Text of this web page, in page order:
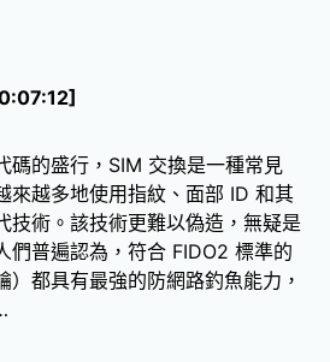
碼的盛行，SIM 交換是一種常見
來越多地使用指紋、面部 ID 和其
技術。該技術更難以偽造，無疑是
們普遍認為，符合 FIDO2 標準的
）都具有最強的防網路釣魚能力，